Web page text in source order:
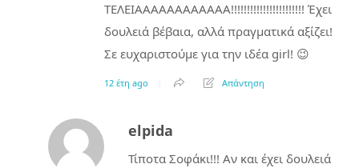
ΤΕΛΕΙΑΑΑΑΑΑΑΑΑΑΑΑ!!!!!!!!!!!!!!!!!!!!!!! Έχει
δουλειά βέβαια, αλλά πραγματικά αξίζει!
Σε ευχαριστούμε για την ιδέα girl! 😉
12 έτη ago Απάντηση
elpida
Τίποτα Σοφάκι!!! Αν και έχει δουλειά